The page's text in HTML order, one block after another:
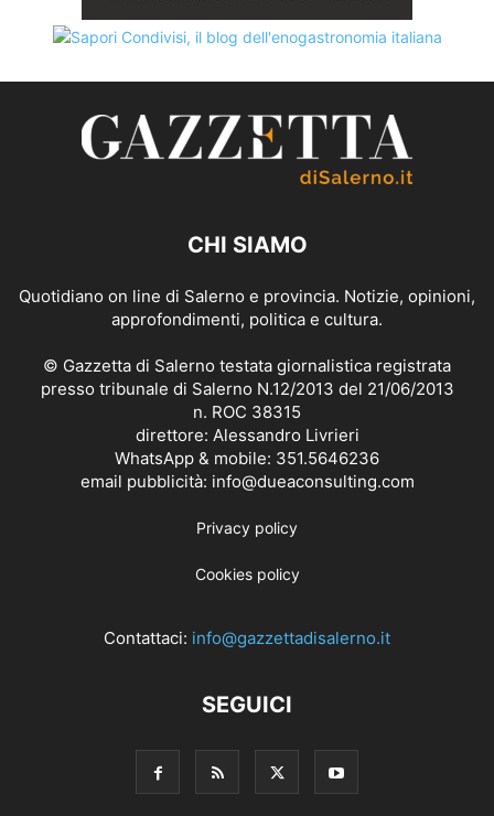
CHI SIAMO
Quotidiano on line di Salerno e provincia. Notizie, opinioni,
approfondimenti, politica e cultura.
© Gazzetta di Salerno testata giornalistica registrata
presso tribunale di Salerno N.12/2013 del 21/06/2013
n. ROC 38315
direttore: Alessandro Livrieri
WhatsApp & mobile: 351.5646236
email pubblicità: info@dueaconsulting.com
Privacy policy
Cookies policy
Contattaci: info@gazzettadisalerno.it
SEGUICI